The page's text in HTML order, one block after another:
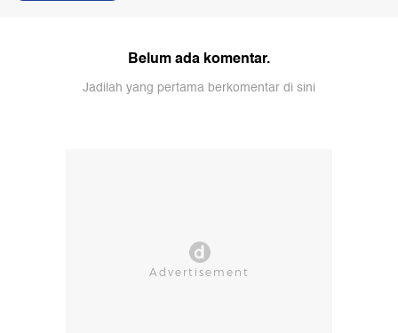
Belum ada komentar.
Jadilah yang pertama berkomentar di sini